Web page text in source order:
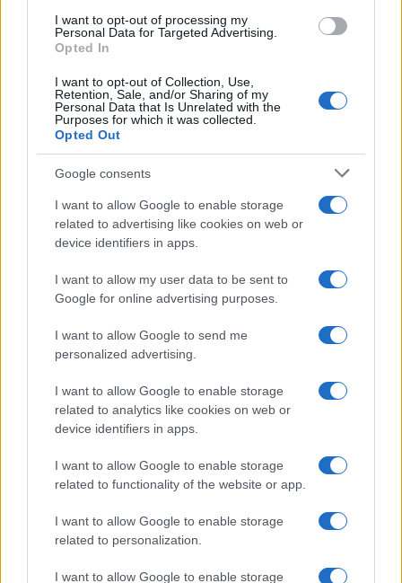
I want to opt-out of processing my
Personal Data for Targeted Advertising.
Opted In
I want to opt-out of Collection, Use,
Retention, Sale, and/or Sharing of my
Personal Data that Is Unrelated with the
Purposes for which it was collected.
Opted Out
Google consents
I want to allow Google to enable storage
related to advertising like cookies on web or
device identifiers in apps.
I want to allow my user data to be sent to
Google for online advertising purposes.
I want to allow Google to send me
personalized advertising.
I want to allow Google to enable storage
related to analytics like cookies on web or
device identifiers in apps.
I want to allow Google to enable storage
related to functionality of the website or app.
I want to allow Google to enable storage
related to personalization.
I want to allow Google to enable storage
Come iniziare il biathlon: preparazione, poligono e
sicurezza
BIATHLON
Coppa Italia Fiocchi: il calendario completo delle gare
di biathlon per la stagione 2026-2027
Marco Tessari · 5 Ago 2026